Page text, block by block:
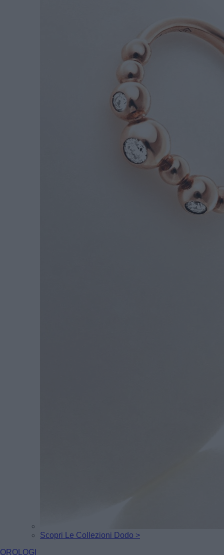
Scopri Le Collezioni Dodo >
OROLOGI